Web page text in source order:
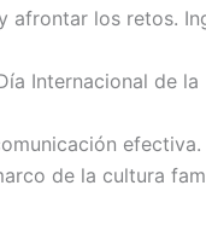
afrontar los retos.
Internacional de la
efectiva.
de la cultura